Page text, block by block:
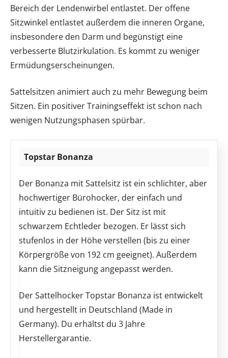
Bereich der Lendenwirbel entlastet. Der offene
Sitzwinkel entlastet außerdem die inneren Organe,
insbesondere den Darm und begünstigt eine
verbesserte Blutzirkulation. Es kommt zu weniger
Ermüdungserscheinungen.
Sattelsitzen animiert auch zu mehr Bewegung beim
Sitzen. Ein positiver Trainingseffekt ist schon nach
wenigen Nutzungsphasen spürbar.
Topstar Bonanza
Der Bonanza mit Sattelsitz ist ein schlichter, aber
hochwertiger Bürohocker, der einfach und
intuitiv zu bedienen ist. Der Sitz ist mit
schwarzem Echtleder bezogen. Er lässt sich
stufenlos in der Höhe verstellen (bis zu einer
Körpergröße von 192 cm geeignet). Außerdem
kann die Sitzneigung angepasst werden.
Der Sattelhocker Topstar Bonanza ist entwickelt
und hergestellt in Deutschland (Made in
Germany). Du erhältst du 3 Jahre
Herstellergarantie.